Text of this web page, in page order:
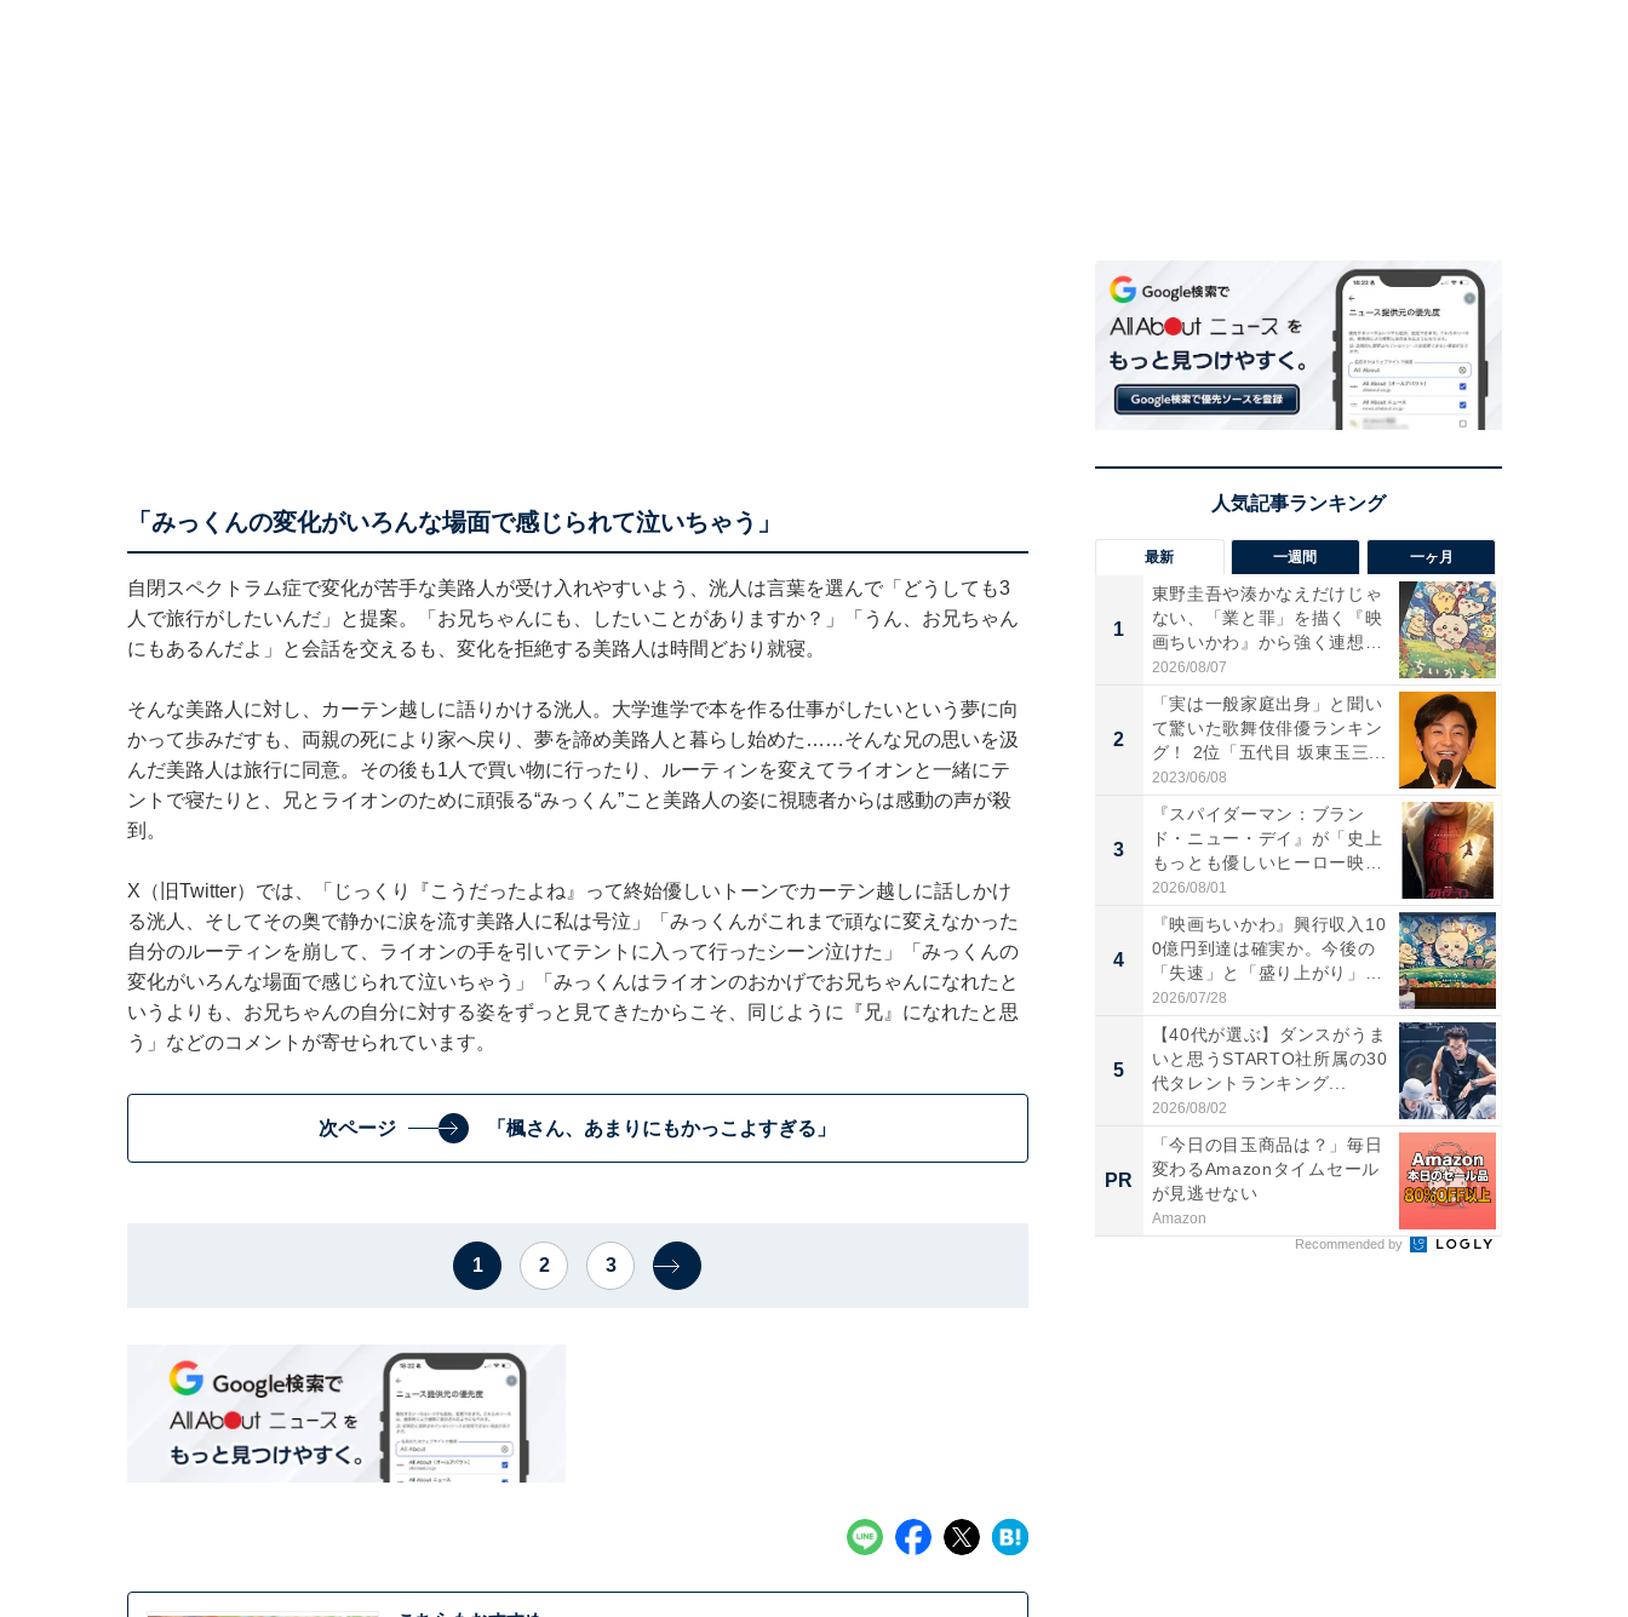
「みっくんの変化がいろんな場面で感じられて泣いちゃう」
自閉スペクトラム症で変化が苦手な美路人が受け入れやすいよう、洸人は言葉を選んで「どうしても3
人で旅行がしたいんだ」と提案。「お兄ちゃんにも、したいことがありますか？」「うん、お兄ちゃん
にもあるんだよ」と会話を交えるも、変化を拒絶する美路人は時間どおり就寝。
そんな美路人に対し、カーテン越しに語りかける洸人。大学進学で本を作る仕事がしたいという夢に向
かって歩みだすも、両親の死により家へ戻り、夢を諦め美路人と暮らし始めた……そんな兄の思いを汲
んだ美路人は旅行に同意。その後も1人で買い物に行ったり、ルーティンを変えてライオンと一緒にテ
ントで寝たりと、兄とライオンのために頑張る“みっくん”こと美路人の姿に視聴者からは感動の声が殺
到。
X（旧Twitter）では、「じっくり『こうだったよね』って終始優しいトーンでカーテン越しに話しかけ
る洸人、そしてその奥で静かに涙を流す美路人に私は号泣」「みっくんがこれまで頑なに変えなかった
自分のルーティンを崩して、ライオンの手を引いてテントに入って行ったシーン泣けた」「みっくんの
変化がいろんな場面で感じられて泣いちゃう」「みっくんはライオンのおかげでお兄ちゃんになれたと
いうよりも、お兄ちゃんの自分に対する姿をずっと見てきたからこそ、同じように『兄』になれたと思
う」などのコメントが寄せられています。
次ページ 「楓さん、あまりにもかっこよすぎる」
1 2 3
最新 一週間 一ヶ月
1
東野圭吾や湊かなえだけじゃ
ない、「業と罪」を描く『映
画ちいかわ』から強く連想し
た...
2026/08/07
2
「実は一般家庭出身」と聞い
て驚いた歌舞伎俳優ランキン
グ！ 2位「五代目 坂東玉三...
2023/06/08
3
『スパイダーマン：ブラン
ド・ニュー・デイ』が「史上
もっとも優しいヒーロー映
画」に...
2026/08/01
4
『映画ちいかわ』興行収入10
0億円到達は確実か。今後の
「失速」と「盛り上がり」
が...
2026/07/28
5
【40代が選ぶ】ダンスがうま
いと思うSTARTO社所属の30
代タレントランキング...
2026/08/02
PR
「今日の目玉商品は？」毎日
変わるAmazonタイムセール
が見逃せない
Amazon
Recommended by